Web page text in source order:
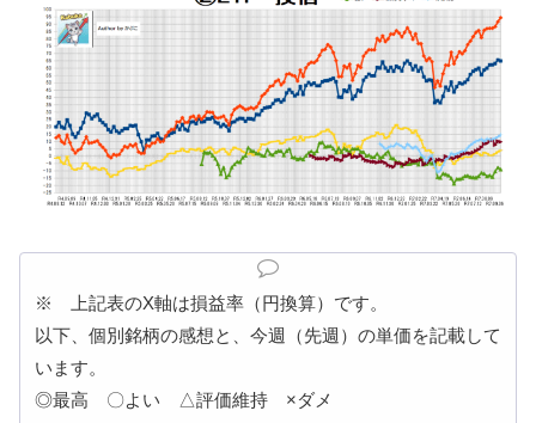
※ 上記表のX軸は損益率（円換算）です。
以下、個別銘柄の感想と、今週（先週）の単価を記載して
います。
◎最高 〇よい △評価維持 ×ダメ